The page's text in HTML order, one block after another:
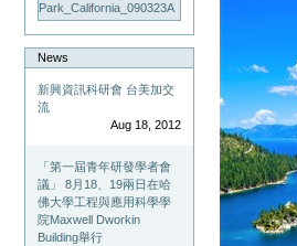
Park_California_090323A
News
新興資訊科研會 台美加交
流
Aug 18, 2012
「第一屆青年研發學者會
議」 8月18、19兩日在哈
佛大學工程與應用科學學
院Maxwell Dworkin
Building舉行